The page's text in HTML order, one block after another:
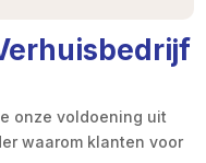
onze voldoening uit
waarom klanten voor